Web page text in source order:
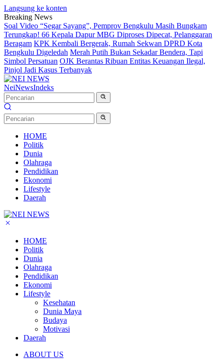
Langsung ke konten
Breaking News
Soal Video “Segar Sayang”, Pemprov Bengkulu Masih Bungkam
Terungkap! 66 Kepala Dapur MBG Diproses Dipecat, Pelanggaran
Beragam KPK Kembali Bergerak, Rumah Sekwan DPRD Kota
Bengkulu Digeledah Merah Putih Bukan Sekadar Bendera, Tapi
Simbol Persatuan OJK Berantas Ribuan Entitas Keuangan Ilegal,
Pinjol Jadi Kasus Terbanyak
NeiNewsIndeks
HOME
Politik
Dunia
Olahraga
Pendidikan
Ekonomi
Lifestyle
Daerah
HOME
Politik
Dunia
Olahraga
Pendidikan
Ekonomi
Lifestyle
Kesehatan
Dunia Maya
Budaya
Motivasi
Daerah
ABOUT US